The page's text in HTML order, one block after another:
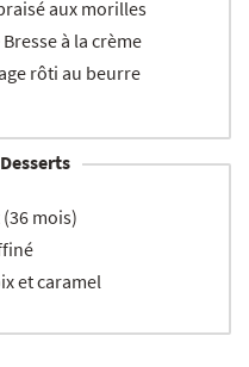
aux morilles
à la crème
rôti au beurre
mois)
et caramel